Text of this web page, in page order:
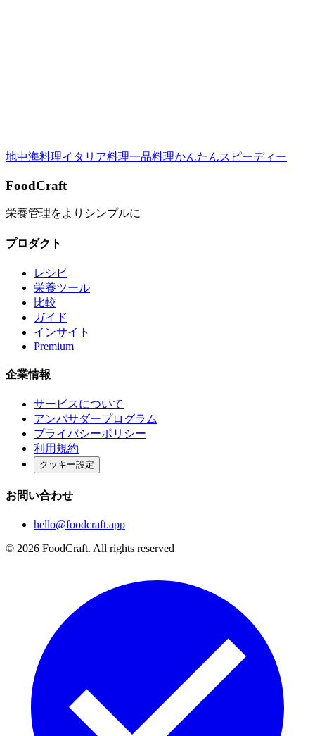
詳細を表示
地中海料理イタリア料理一品料理かんたんスピーディー
FoodCraft
栄養管理をよりシンプルに
プロダクト
レシピ
栄養ツール
比較
ガイド
インサイト
Premium
企業情報
サービスについて
アンバサダープログラム
プライバシーポリシー
利用規約
クッキー設定
お問い合わせ
hello@foodcraft.app
© 2026 FoodCraft. All rights reserved